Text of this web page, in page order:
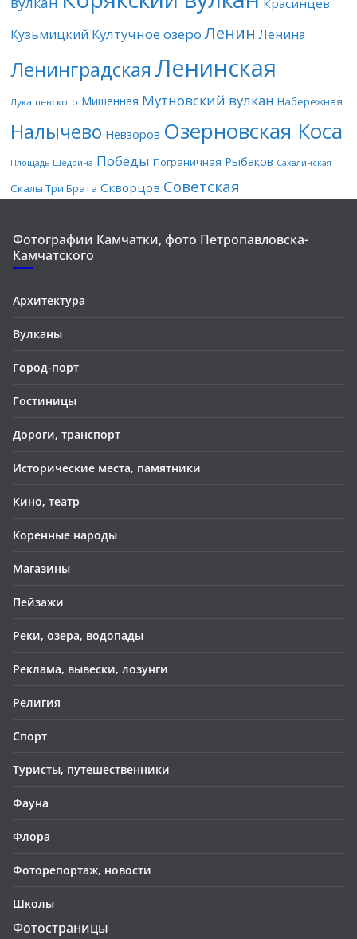
Красинцев
Кузьмицкий Култучное озеро Ленин Ленина
Ленинградская Ленинская
Лукашевского Мишенная Мутновский вулкан Набережная
Налычево Невзоров Озерновская Коса
Площадь Щедрина Победы Пограничная Рыбаков Сахалинская
Скалы Три Брата Скворцов Советская
Фотографии Камчатки, фото Петропавловска-
Камчатского
Архитектура
Вулканы
Город-порт
Гостиницы
Дороги, транспорт
Исторические места, памятники
Кино, театр
Коренные народы
Магазины
Пейзажи
Реки, озера, водопады
Реклама, вывески, лозунги
Религия
Спорт
Туристы, путешественники
Фауна
Флора
Фоторепортаж, новости
Школы
Фотостраницы